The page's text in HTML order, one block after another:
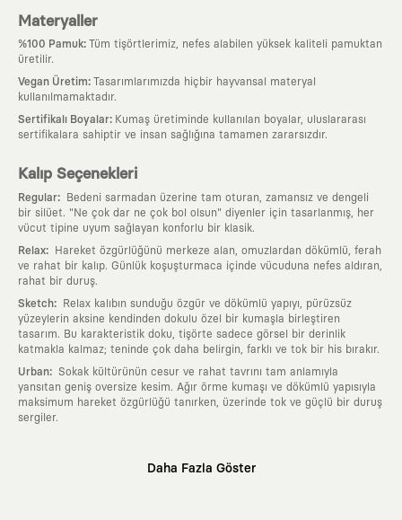
Materyaller
%100 Pamuk: Tüm tişörtlerimiz, nefes alabilen yüksek kaliteli pamuktan
üretilir.
Vegan Üretim: Tasarımlarımızda hiçbir hayvansal materyal
kullanılmamaktadır.
Sertifikalı Boyalar: Kumaş üretiminde kullanılan boyalar, uluslararası
sertifikalara sahiptir ve insan sağlığına tamamen zararsızdır.
Kalıp Seçenekleri
Regular:
Bedeni sarmadan üzerine tam oturan, zamansız ve dengeli
bir silüet. "Ne çok dar ne çok bol olsun" diyenler için tasarlanmış, her
vücut tipine uyum sağlayan konforlu bir klasik.
Relax:
Hareket özgürlüğünü merkeze alan, omuzlardan dökümlü, ferah
ve rahat bir kalıp. Günlük koşuşturmaca içinde vücuduna nefes aldıran,
rahat bir duruş.
Sketch:
Relax kalıbın sunduğu özgür ve dökümlü yapıyı, pürüzsüz
yüzeylerin aksine kendinden dokulu özel bir kumaşla birleştiren
tasarım. Bu karakteristik doku, tişörte sadece görsel bir derinlik
katmakla kalmaz; teninde çok daha belirgin, farklı ve tok bir his bırakır.
Urban: Sokak kültürünün cesur ve rahat tavrını tam anlamıyla
yansıtan geniş oversize kesim. Ağır örme kumaşı ve dökümlü yapısıyla
maksimum hareket özgürlüğü tanırken, üzerinde tok ve güçlü bir duruş
sergiler.
Daha Fazla Göster